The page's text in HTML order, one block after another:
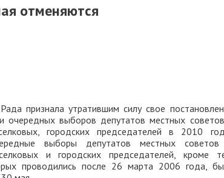
отменяются
признала утратившим силу свое
очередных выборов депутатов местных
городских председателей в 2010
выборы депутатов местных
и городских председателей, кроме
проводились после 26 марта 2006 года,